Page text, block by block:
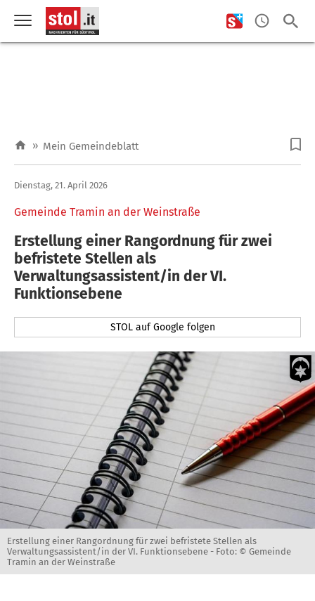
» Mein Gemeindeblatt
Gemeinde Tramin an der Weinstraße
Dienstag, 21. April 2026
Erstellung einer Rangordnung für zwei
befristete Stellen als
Verwaltungsassistent/in der VI.
Funktionsebene
STOL auf Google folgen
Erstellung einer Rangordnung für zwei befristete Stellen als
Verwaltungsassistent/in der VI. Funktionsebene - Foto: © Gemeinde
Tramin an der Weinstraße